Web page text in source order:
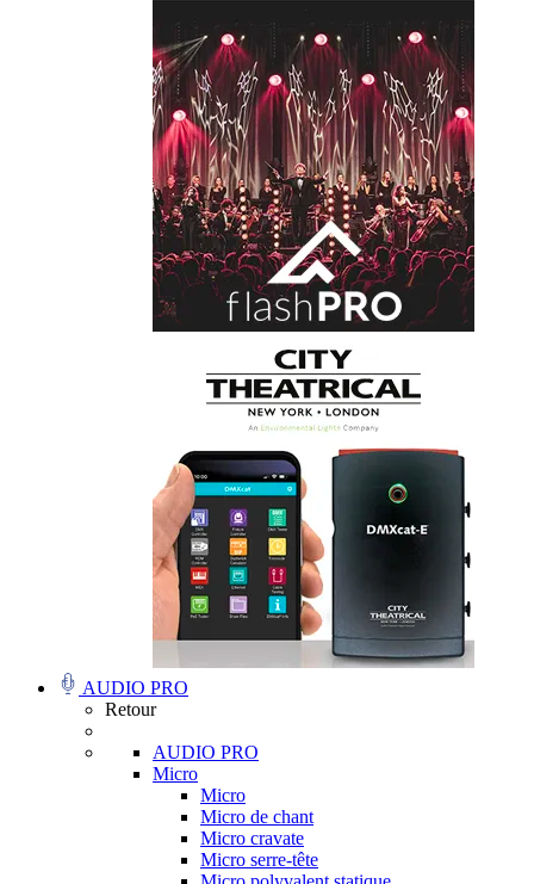
AUDIO PRO
Retour
AUDIO PRO
Micro
Micro
Micro de chant
Micro cravate
Micro serre-tête